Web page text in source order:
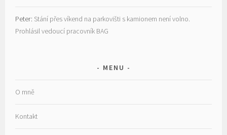
Peter: Stání přes víkend na parkovišti s kamionem není volno.
Prohlásil vedoucí pracovník BAG
MENU
O mně
Kontakt